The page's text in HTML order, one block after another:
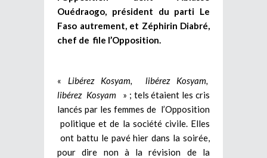
Ouédraogo, président du parti Le
Faso autrement, et Zéphirin Diabré,
chef de file l’Opposition.
« Libérez Kosyam, libérez Kosyam,
libérez Kosyam » ; tels étaient les cris
lancés par les femmes de l’Opposition
politique et de la société civile. Elles
ont battu le pavé hier dans la soirée,
pour dire non à la révision de la